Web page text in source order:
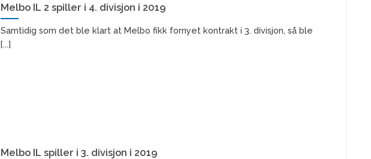
Melbo IL 2 spiller i 4. divisjon i 2019
Samtidig som det ble klart at Melbo fikk fornyet kontrakt i 3. divisjon, så ble
[...]
Melbo IL spiller i 3. divisjon i 2019